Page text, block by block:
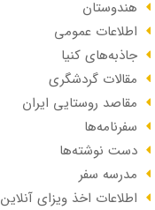
هندوستان
اطلاعات عمومی
جاذبه‌های کنیا
مقالات گردشگری
مقاصد روستایی ایران
سفرنامه‌ها
دست نوشته‌ها
مدرسه سفر
اطلاعات اخذ ویزای آنلاین